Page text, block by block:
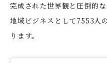
完成された世界観と圧倒的
地域ビジネスとして7553人
ります。